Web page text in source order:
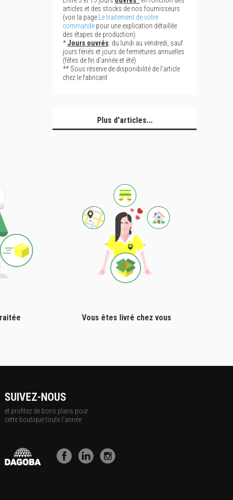
articles et des stocks de nos fournisseurs
(voir la page
Le traitement de votre
commande pour une explication détaillée
des étapes de production).
*Jours ouvrés: du lundi au vendredi, sauf
jours fériés et jours de fermetures annuelles
(fêtes de fin d'année et été).
** Sous réserve de disponibilité de l'article
chez le fabricant
Plus d'articles...
Vous êtes livré chez vous
SUIVEZ-NOUS
et profitez de bons plans pour
cette boutique toute l'année